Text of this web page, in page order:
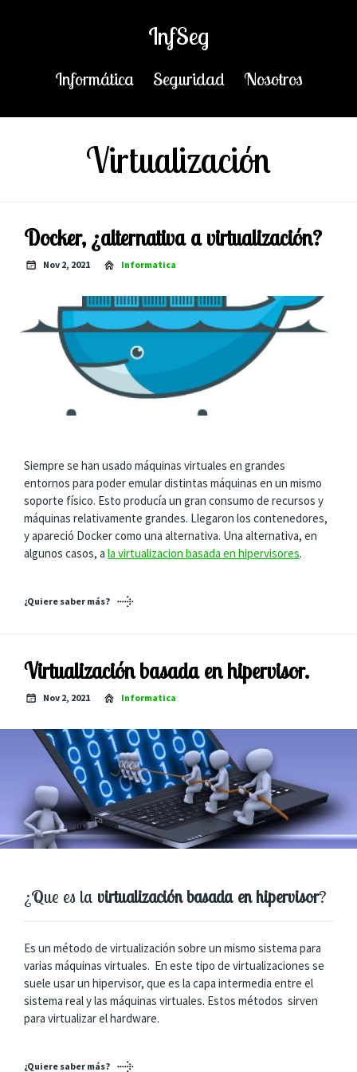
InfSeg
Informática Seguridad Nosotros
Virtualización
Docker, ¿alternativa a virtualización?
Nov 2, 2021 Informatica
Siempre se han usado máquinas virtuales en grandes
entornos para poder emular distintas máquinas en un mismo
soporte físico. Esto producía un gran consumo de recursos y
máquinas relativamente grandes. Llegaron los contenedores,
y apareció Docker como una alternativa. Una alternativa, en
algunos casos, a la virtualizacion basada en hipervisores.
¿Quiere saber más?
Virtualización basada en hipervisor.
Nov 2, 2021 Informatica
¿Que es la virtualización basada en hipervisor?
Es un método de virtualización sobre un mismo sistema para
varias máquinas virtuales. En este tipo de virtualizaciones se
suele usar un hipervisor, que es la capa intermedia entre el
sistema real y las máquinas virtuales. Estos métodos sirven
para virtualizar el hardware.
¿Quiere saber más?